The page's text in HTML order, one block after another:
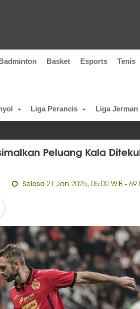
Basket Esports Tenis
Liga Perancis Liga Jerman
Peluang Kala
Selasa 21 Jan 2025, 05:00 WIB-